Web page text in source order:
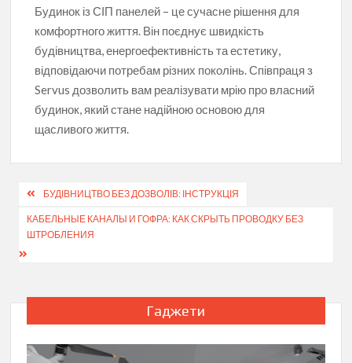
Будинок із СІП панелей – це сучасне рішення для
комфортного життя. Він поєднує швидкість
будівництва, енергоефективність та естетику,
відповідаючи потребам різних поколінь. Співпраця з
Servus дозволить вам реалізувати мрію про власний
будинок, який стане надійною основою для
щасливого життя.
Навігація
записів
БУДІВНИЦТВО БЕЗ ДОЗВОЛІВ: ІНСТРУКЦІЯ
КАБЕЛЬНЫЕ КАНАЛЫ И ГОФРА: КАК СКРЫТЬ ПРОВОДКУ БЕЗ
ШТРОБЛЕНИЯ
Гаджети